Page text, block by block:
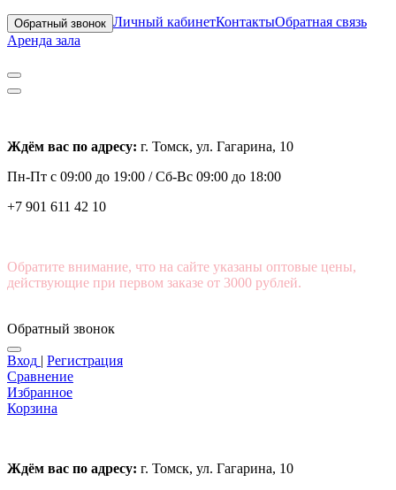
Обратный звонок Личный кабинетКонтактыОбратная связь
Аренда зала
Ждём вас по адресу: г. Томск, ул. Гагарина, 10
Пн-Пт с 09:00 до 19:00 /Сб-Вс 09:00 до 18:00
+7 901 611 42 10
Обратите внимание, что на сайте указаны оптовые цены,
действующие при первом заказе от 3000 рублей.
Обратный звонок
Вход | Регистрация
Сравнение
Избранное
Корзина
Ждём вас по адресу: г. Томск, ул. Гагарина, 10